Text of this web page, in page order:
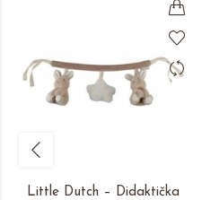
Little Dutch – Didaktička